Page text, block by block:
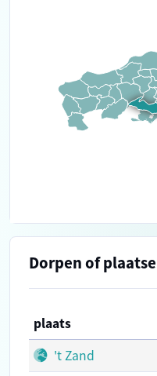
Dorpen of
plaats
't Zand